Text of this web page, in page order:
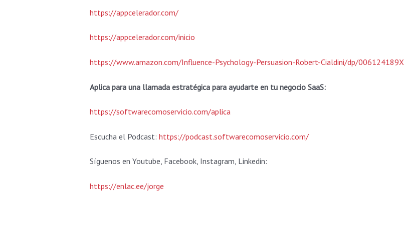
https://appcelerador.com/
https://appcelerador.com/inicio
https://www.amazon.com/Influence-Psychology-Persuasion-Robert-Cialdini/dp/006124189X
Aplica para una llamada estratégica para ayudarte en tu negocio SaaS:
https://softwarecomoservicio.com/aplica
Escucha el Podcast: https://podcast.softwarecomoservicio.com/
Síguenos en Youtube, Facebook, Instagram, Linkedin:
https://enlac.ee/jorge